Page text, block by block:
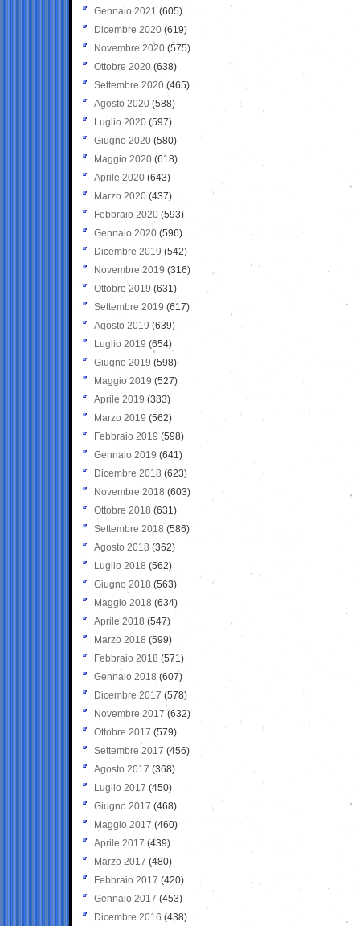
Gennaio 2021 (605)
Dicembre 2020 (619)
Novembre 2020 (575)
Ottobre 2020 (638)
Settembre 2020(465)
Agosto 2020 (588)
Luglio 2020 (597)
Giugno 2020 (580)
Maggio 2020 (618)
Aprile 2020 (643)
Marzo 2020 (437)
Febbraio 2020 (593)
Gennaio 2020 (596)
Dicembre 2019 (542)
Novembre 2019 (316)
Ottobre 2019 (631)
Settembre 2019 (617)
Agosto 2019 (639)
Luglio 2019 (654)
Giugno 2019 (598)
Maggio 2019 (527)
Aprile 2019 (383)
Marzo 2019 (562)
Febbraio 2019 (598)
Gennaio 2019 (641)
Dicembre 2018 (623)
Novembre 2018 (603)
Ottobre 2018 (631)
Settembre 2018 (586)
Agosto 2018 (362)
Luglio 2018 (562)
Giugno 2018 (563)
Maggio 2018 (634)
Aprile 2018 (547)
Marzo 2018 (599)
Febbraio 2018 (571)
Gennaio 2018 (607)
Dicembre 2017 (578)
Novembre 2017 (632)
Ottobre 2017 (579)
Settembre 2017 (456)
Agosto 2017 (368)
Luglio 2017 (450)
Giugno 2017 (468)
Maggio 2017 (460)
Aprile 2017 (439)
Marzo 2017 (480)
Febbraio 2017 (420)
Gennaio 2017 (453)
Dicembre 2016 (438)